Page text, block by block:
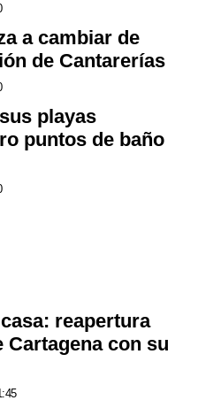
a cambiar de
de Cantarerías
playas
puntos de baño
reapertura
con su